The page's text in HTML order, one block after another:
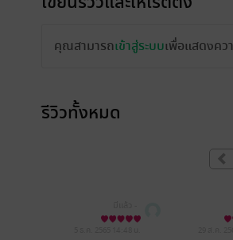
คุณสามารถเข้าสู่ระบบเพื่อแสดงคว
รีวิวทั้งหมด